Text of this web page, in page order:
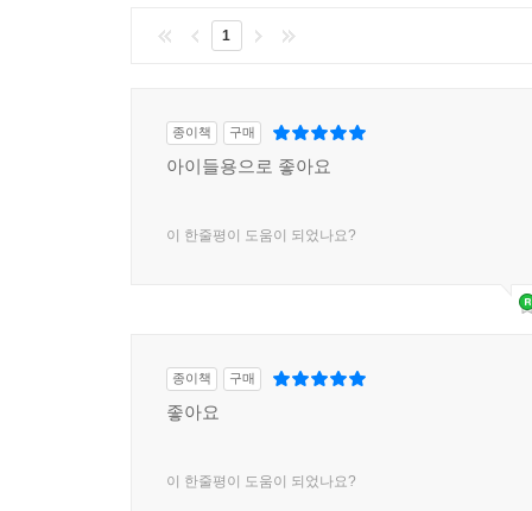
1
종이책 구매
아이들용으로 좋아요
이 한줄평이 도움이 되었나요?
종이책 구매
좋아요
이 한줄평이 도움이 되었나요?